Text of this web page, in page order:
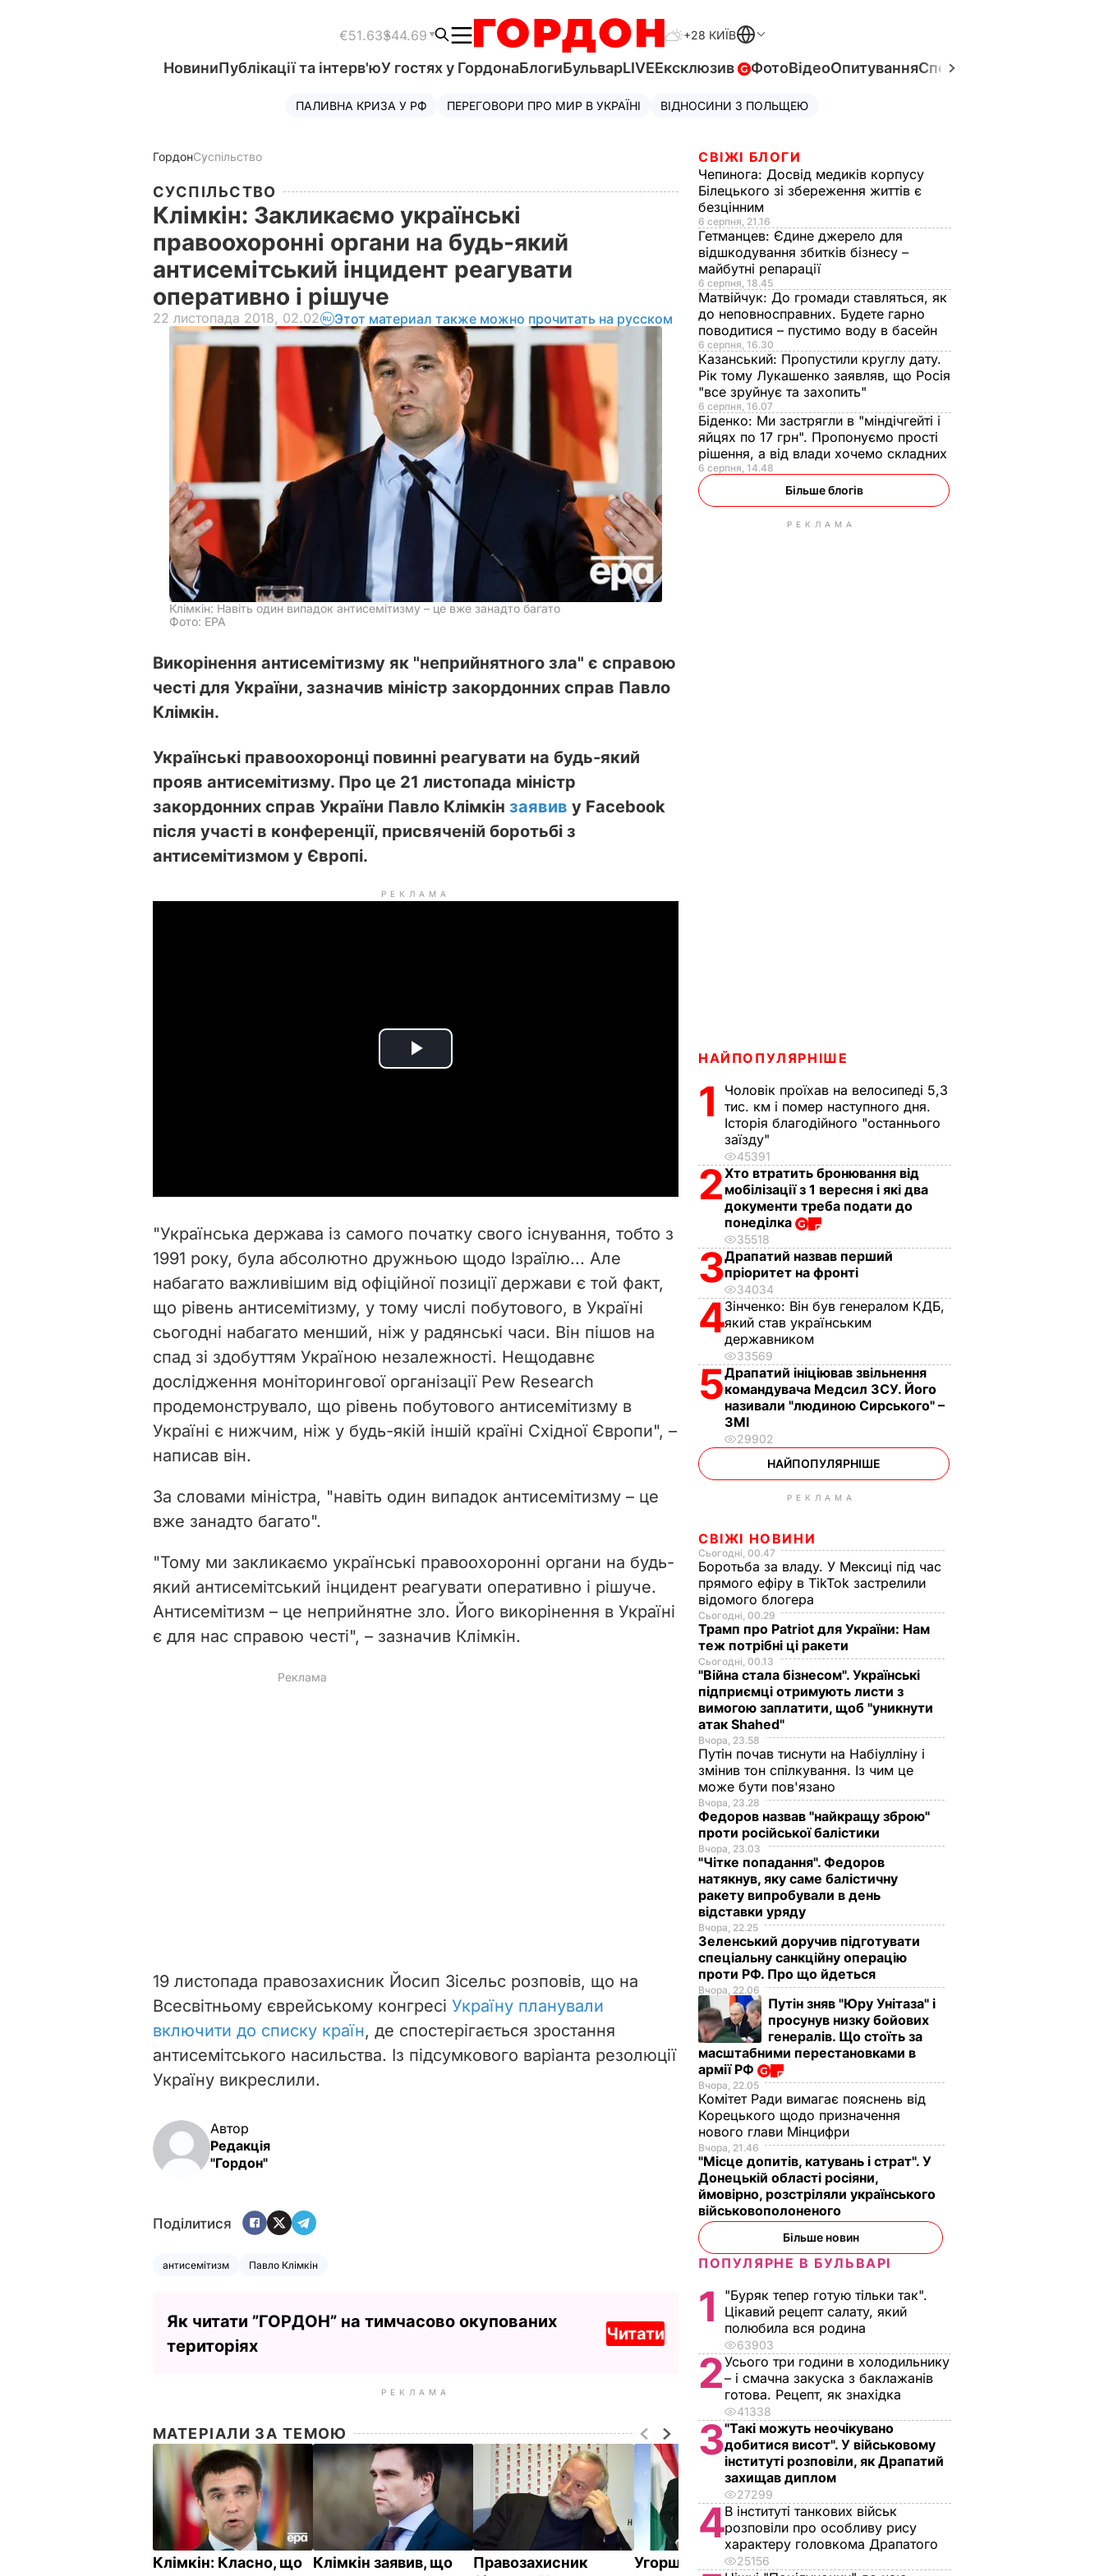
€51.63$44.69 +28 КИЇВ
НовиниПублікації та інтерв'юУ гостях у ГордонаБлогиБульварLIVEЕксклюзив ФотоВідеоОпитуванняСпецпроєкти
ПАЛИВНА КРИЗА У РФ ПЕРЕГОВОРИ ПРО МИР В УКРАЇНІ ВІДНОСИНИ З ПОЛЬЩЕЮ
ГордонСуспільство
СУСПІЛЬСТВО
Клімкін: Закликаємо українські
правоохоронні органи на будь-який
антисемітський інцидент реагувати
оперативно і рішуче
22 листопада 2018, 02.02 Этот материал также можно прочитать на русском
Клімкін: Навіть один випадок антисемітизму – це вже занадто багато
Фото: ЕРА
Викорінення антисемітизму як "неприйнятного зла" є справою
честі для України, зазначив міністр закордонних справ Павло
Клімкін.
Українські правоохоронці повинні реагувати на будь-який
прояв антисемітизму. Про це 21 листопада міністр
закордонних справ України Павло Клімкін заявив у Facebook
після участі в конференції, присвяченій боротьбі з
антисемітизмом у Європі.
РЕКЛАМА
P
i
d
e
o
"Українська держава із самого початку свого існування, тобто з
1991 року, була абсолютно дружньою щодо Ізраїлю... Але
набагато важливішим від офіційної позиції держави є той факт,
що рівень антисемітизму, у тому числі побутового, в Україні
сьогодні набагато менший, ніж у радянські часи. Він пішов на
спад зі здобуттям Україною незалежності. Нещодавнє
дослідження моніторингової організації Pew Research
продемонструвало, що рівень побутового антисемітизму в
Україні є нижчим, ніж у будь-якій іншій країні Східної Європи", –
написав він.
За словами міністра, "навіть один випадок антисемітизму – це
вже занадто багато".
"Тому ми закликаємо українські правоохоронні органи на будь-
який антисемітський інцидент реагувати оперативно і рішуче.
Антисемітизм – це неприйнятне зло. Його викорінення в Україні
є для нас справою честі", – зазначив Клімкін.
19 листопада правозахисник Йосип Зісельс розповів, що на
Всесвітньому єврейському конгресі Україну планували
включити до списку країн, де спостерігається зростання
антисемітського насильства. Із підсумкового варіанта резолюції
Україну викреслили.
Автор
Редакція
"Гордон"
Поділитися
антисемітизм Павло Клімкін
Як читати ”ГОРДОН” на тимчасово окупованих
територіях
Читати
РЕКЛАМА
МАТЕРІАЛИ ЗА ТЕМОЮ
Клімкін: Класно, що
Клімкін заявив, що
Правозахисник
Угорщина не проти
СВІЖІ БЛОГИ
Чепинога: Досвід медиків корпусу
Білецького зі збереження життів є
безцінним
6 серпня, 21.16
Гетманцев: Єдине джерело для
відшкодування збитків бізнесу –
майбутні репарації
6 серпня, 18.45
Матвійчук: До громади ставляться, як
до неповносправних. Будете гарно
поводитися – пустимо воду в басейн
6 серпня, 16.30
Казанський: Пропустили круглу дату.
Рік тому Лукашенко заявляв, що Росія
"все зруйнує та захопить"
6 серпня, 16.07
Біденко: Ми застрягли в "міндічгейті і
яйцях по 17 грн". Пропонуємо прості
рішення, а від влади хочемо складних
6 серпня, 14.48
Більше блогів
РЕКЛАМА
НАЙПОПУЛЯРНІШЕ
1
Чоловік проїхав на велосипеді 5,3
тис. км і помер наступного дня.
Історія благодійного "останнього
заїзду"
45391
2Хто втратить бронювання від
мобілізації з 1 вересня і які два
документи треба подати до
понеділка
35518
3Драпатий назвав перший
пріоритет на фронті
34034
4Зінченко: Він був генералом КДБ,
який став українським
державником
33569
5Драпатий ініціював звільнення
командувача Медсил ЗСУ. Його
називали "людиною Сирського" –
ЗМІ
29902
НАЙПОПУЛЯРНІШЕ
РЕКЛАМА
СВІЖІ НОВИНИ
Сьогодні, 00.47
Боротьба за владу. У Мексиці під час
прямого ефіру в TikTok застрелили
відомого блогера
Сьогодні, 00.29
Трамп про Patriot для України: Нам
теж потрібні ці ракети
Сьогодні, 00.13
"Війна стала бізнесом". Українські
підприємці отримують листи з
вимогою заплатити, щоб "уникнути
атак Shahed"
Вчора, 23.58
Путін почав тиснути на Набіулліну і
змінив тон спілкування. Із чим це
може бути пов'язано
Вчора, 23.28
Федоров назвав "найкращу зброю"
проти російської балістики
Вчора, 23.03
"Чітке попадання". Федоров
натякнув, яку саме балістичну
ракету випробували в день
відставки уряду
Вчора, 22.25
Зеленський доручив підготувати
спеціальну санкційну операцію
проти РФ. Про що йдеться
Вчора, 22.06
Путін зняв "Юру Унітаза" і
просунув низку бойових
генералів. Що стоїть за
масштабними перестановками в
армії РФ
Вчора, 22.05
Комітет Ради вимагає пояснень від
Корецького щодо призначення
нового глави Мінцифри
Вчора, 21.46
"Місце допитів, катувань і страт". У
Донецькій області росіяни,
ймовірно, розстріляли українського
військовополоненого
Більше новин
ПОПУЛЯРНЕ В БУЛЬВАРІ
1
"Буряк тепер готую тільки так".
Цікавий рецепт салату, який
полюбила вся родина
63903
2Усього три години в холодильнику
– і смачна закуска з баклажанів
готова. Рецепт, як знахідка
41338
3"Такі можуть неочікувано
добитися висот". У військовому
інституті розповіли, як Драпатий
захищав диплом
27299
4В інституті танкових військ
розповіли про особливу рису
характеру головкома Драпатого
25156